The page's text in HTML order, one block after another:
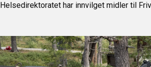
Helsedirektoratet har innvilget midler til